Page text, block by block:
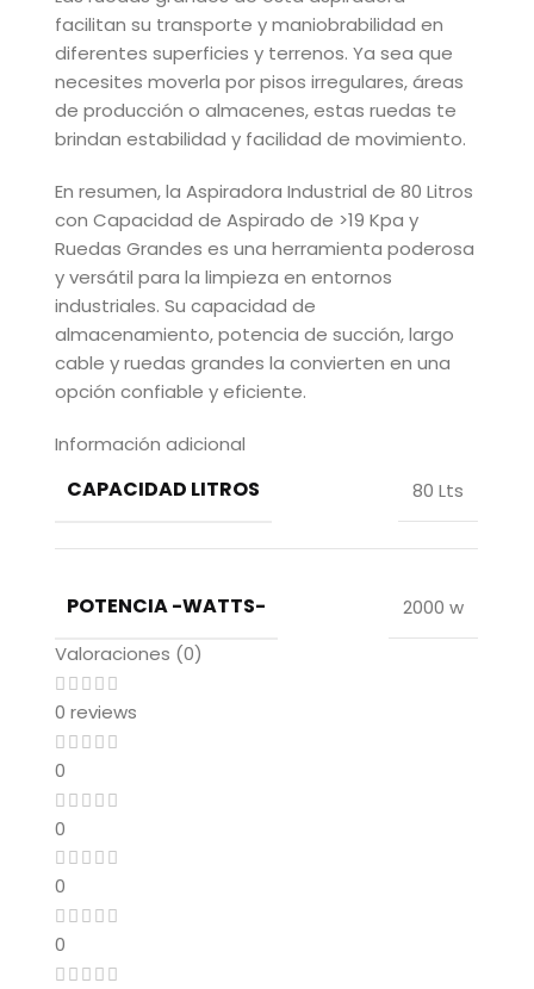
facilitan su transporte y maniobrabilidad en
diferentes superficies y terrenos. Ya sea que
necesites moverla por pisos irregulares, áreas
de producción o almacenes, estas ruedas te
brindan estabilidad y facilidad de movimiento.
En resumen, la Aspiradora Industrial de 80 Litros
con Capacidad de Aspirado de >19 Kpa y
Ruedas Grandes es una herramienta poderosa
y versátil para la limpieza en entornos
industriales. Su capacidad de
almacenamiento, potencia de succión, largo
cable y ruedas grandes la convierten en una
opción confiable y eficiente.
Información adicional
CAPACIDAD LITROS 80 Lts
POTENCIA -WATTS-
2000 w
Valoraciones (0)
0 reviews
0
0
0
0